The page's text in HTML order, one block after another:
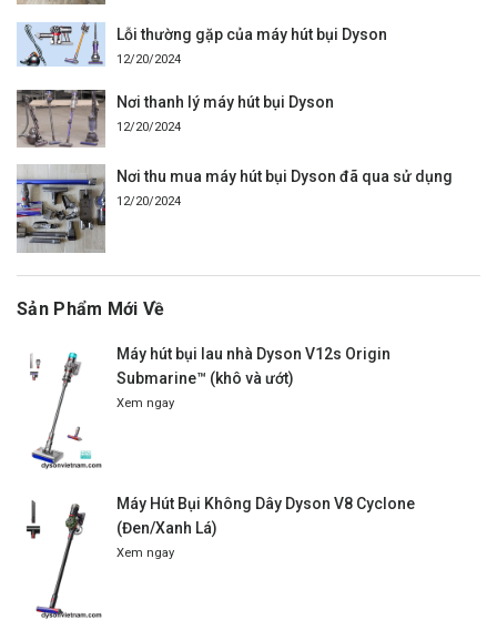
Lỗi thường gặp của máy hút bụi Dyson
12/20/2024
Nơi thanh lý máy hút bụi Dyson
12/20/2024
Nơi thu mua máy hút bụi Dyson đã qua sử dụng
12/20/2024
Sản Phẩm Mới Về
Máy hút bụi lau nhà Dyson V12s Origin
Submarine™ (khô và ướt)
Xem ngay
Máy Hút Bụi Không Dây Dyson V8 Cyclone
(Đen/Xanh Lá)
Xem ngay